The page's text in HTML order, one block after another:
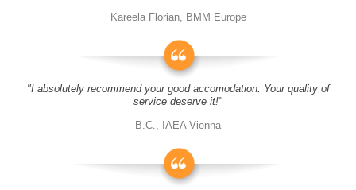
Kareela Florian, BMM Europe
"I absolutely recommend your good accomodation. Your quality of
service deserve it!"
B.C., IAEA Vienna